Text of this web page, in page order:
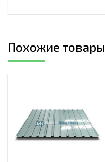
Похожие товары